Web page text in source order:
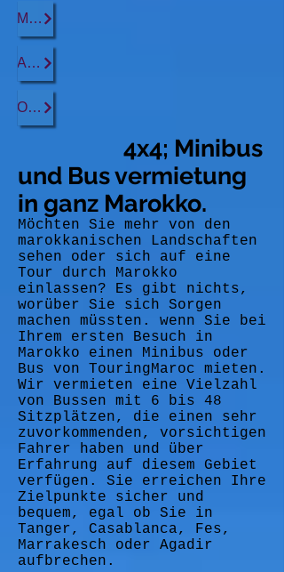
Marrakesch
Agadir
Ouarzazate
4x4; Minibus
und Bus vermietung
in ganz Marokko.
Möchten Sie mehr von den
marokkanischen Landschaften
sehen oder sich auf eine
Tour durch Marokko
einlassen? Es gibt nichts,
worüber Sie sich Sorgen
machen müssten. wenn Sie bei
Ihrem ersten Besuch in
Marokko einen Minibus oder
Bus von TouringMaroc mieten.
Wir vermieten eine Vielzahl
von Bussen mit 6 bis 48
Sitzplätzen, die einen sehr
zuvorkommenden, vorsichtigen
Fahrer haben und über
Erfahrung auf diesem Gebiet
verfügen. Sie erreichen Ihre
Zielpunkte sicher und
bequem, egal ob Sie in
Tanger, Casablanca, Fes,
Marrakesch oder Agadir
aufbrechen.